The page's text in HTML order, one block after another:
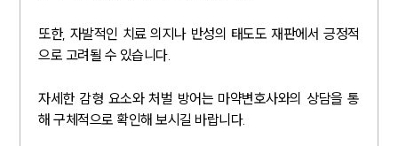
또한, 자발적인 치료 의지나 반성의 태도도 재판에서 긍정적
으로 고려될 수 있습니다.
자세한 감형 요소와 처벌 방어는 마약변호사와의 상담을 통
해 구체적으로 확인해 보시길 바랍니다.